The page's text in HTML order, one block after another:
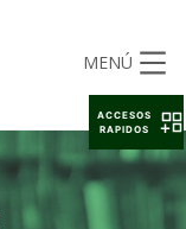
MENÚ
ACCESOS
RAPIDOS